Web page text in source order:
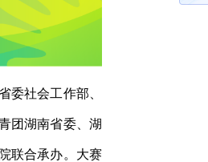
委社会工作部、
团湖南省委、湖
联合承办。大赛